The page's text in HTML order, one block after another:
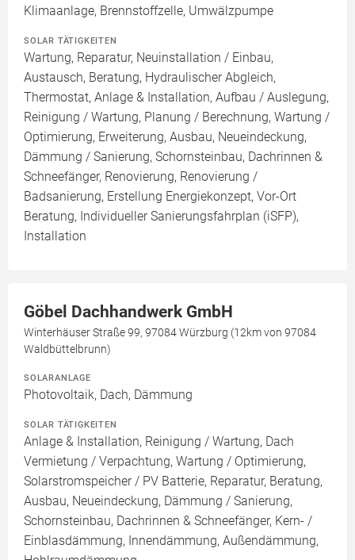
Klimaanlage, Brennstoffzelle, Umwälzpumpe
SOLAR TÄTIGKEITEN
Wartung, Reparatur, Neuinstallation / Einbau,
Austausch, Beratung, Hydraulischer Abgleich,
Thermostat, Anlage & Installation, Aufbau / Auslegung,
Reinigung / Wartung, Planung / Berechnung, Wartung /
Optimierung, Erweiterung, Ausbau, Neueindeckung,
Dämmung / Sanierung, Schornsteinbau, Dachrinnen &
Schneefänger, Renovierung, Renovierung /
Badsanierung, Erstellung Energiekonzept, Vor-Ort
Beratung, Individueller Sanierungsfahrplan (iSFP),
Installation
Göbel Dachhandwerk GmbH
Winterhäuser Straße 99, 97084 Würzburg (12km von 97084
Waldbüttelbrunn)
SOLARANLAGE
Photovoltaik, Dach, Dämmung
SOLAR TÄTIGKEITEN
Anlage & Installation, Reinigung / Wartung, Dach
Vermietung / Verpachtung, Wartung / Optimierung,
Solarstromspeicher / PV Batterie, Reparatur, Beratung,
Ausbau, Neueindeckung, Dämmung / Sanierung,
Schornsteinbau, Dachrinnen & Schneefänger, Kern- /
Einblasdämmung, Innendämmung, Außendämmung,